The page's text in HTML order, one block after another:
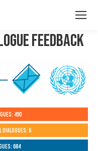
Feedback
490
6
684